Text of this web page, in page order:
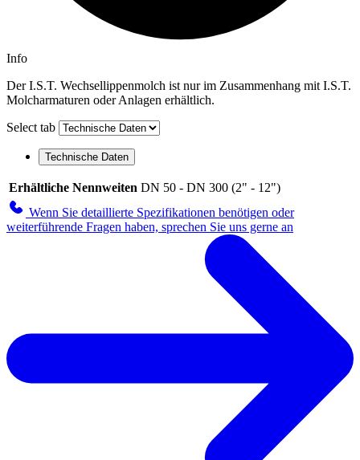
Info
Der I.S.T. Wechsellippenmolch ist nur im Zusammenhang mit I.S.T.
Molcharmaturen oder Anlagen erhältlich.
Select tab
Technische Daten
Erhältliche Nennweiten DN 50 - DN 300 (2" - 12")
Wenn Sie detaillierte Spezifikationen benötigen oder
weiterführende Fragen haben, sprechen Sie uns gerne an